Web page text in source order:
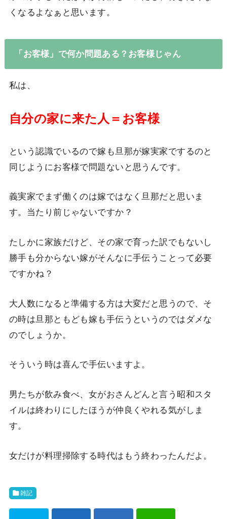
くなるよなぁと思います。
「お客様」で何か問題ある？お客様じゃん
私は、
自分の家に来た人＝お客様
という認識でいるので嫁も旦那が嫁実家でするのと
同じようにお客様で問題ないと思うんです。
義実家でまず働くのは嫁ではなく旦那だと思いま
す。当たり前じゃないですか？
たしかに家族だけど、その家で育った訳でもないし
勝手も分からない嫁がそんなに手伝うことって必要
ですかね？
大人数になると準備する方は大変だと思うので、そ
の時は旦那ともども嫁も手伝うというのではダメな
のでしょうか。
そういう時は喜んで手伝いますよ。
男たちが飲み食べ、女がおさんどんと言う昭和スタ
イルは終わりにしたほうが仲良くやれる気がしま
す。
女だけが料理掃除する時代はもう終わったんだよ。
雑記